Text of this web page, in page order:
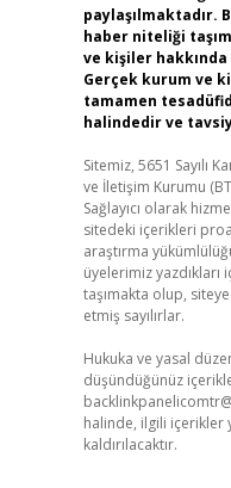
paylaşılmaktadır.
haber niteliği
ve kişiler hakkında
Gerçek kurum ve
tamamen
halindedir ve
Sitemiz, 5651 Sayılı
ve İletişim Kurumu
Sağlayıcı olarak
sitedeki içerikleri
araştırma
üyelerimiz
taşımakta olup,
etmiş sayılırlar.
Hukuka ve yasal
düşündüğünüz
halinde, ilgili içerikler
kaldırılacaktır.